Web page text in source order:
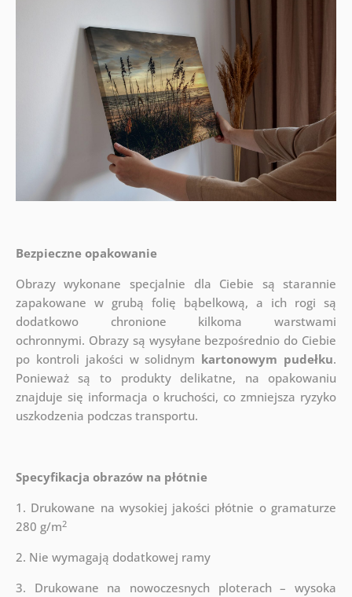
Bezpieczne opakowanie
Obrazy wykonane specjalnie dla Ciebie są starannie
zapakowane w grubą folię bąbelkową, a ich rogi są
dodatkowo chronione kilkoma warstwami
ochronnymi. Obrazy są wysyłane bezpośrednio do Ciebie
po kontroli jakości w solidnym kartonowym pudełku.
Ponieważ są to produkty delikatne, na opakowaniu
znajduje się informacja o kruchości, co zmniejsza ryzyko
uszkodzenia podczas transportu.
Specyfikacja obrazów na płótnie
1. Drukowane na wysokiej jakości płótnie o gramaturze
280 g/m2
2. Nie wymagają dodatkowej ramy
3. Drukowane na nowoczesnych ploterach – wysoka